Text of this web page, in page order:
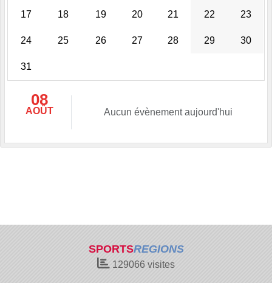
17 18 19 20 21 22 23
24 25 26 27 28 29 30
31
08
AOÛT Aucun évènement aujourd'hui
SPORTSREGIONS
129066 visites